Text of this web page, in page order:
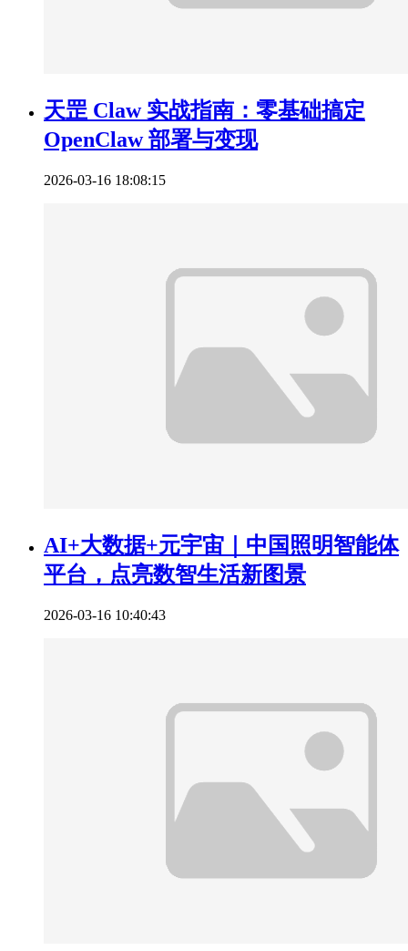
天罡 Claw 实战指南：零基础搞定
OpenClaw 部署与变现
2026-03-16 18:08:15
AI+大数据+元宇宙｜中国照明智能体
平台，点亮数智生活新图景
2026-03-16 10:40:43